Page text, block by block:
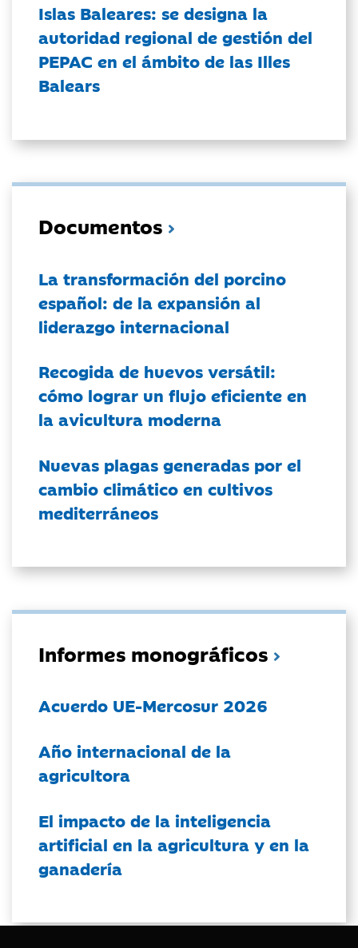
Islas Baleares: se designa la
autoridad regional de gestión del
PEPAC en el ámbito de las Illes
Balears
Documentos
La transformación del porcino
español: de la expansión al
liderazgo internacional
Recogida de huevos versátil:
cómo lograr un flujo eficiente en
la avicultura moderna
Nuevas plagas generadas por el
cambio climático en cultivos
mediterráneos
Informes monográficos
Acuerdo UE-Mercosur 2026
Año internacional de la
agricultora
El impacto de la inteligencia
artificial en la agricultura y en la
ganadería